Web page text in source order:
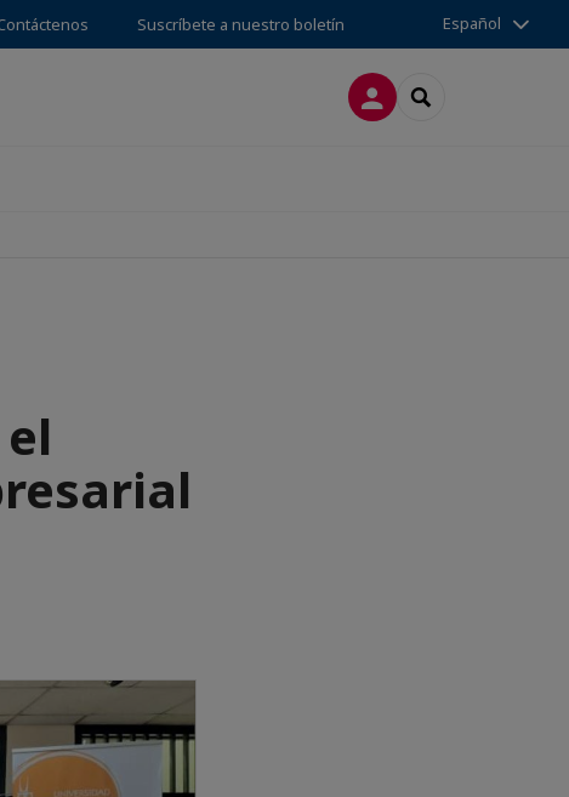
Suscríbete a nuestro boletín Español
CONECTARSE
SEARCH